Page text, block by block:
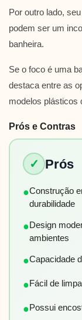
Por outro lado,
podem ser um
banheira.
Se o foco é uma
destaca entre as
modelos plásticos
Prós e Contras
✓ Prós
●Construção
durabilidade
●Design
ambientes
●Capacidade
●Fácil de
●Possui